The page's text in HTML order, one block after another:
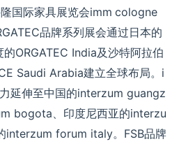
国际家具展览会imm cologne
品牌系列展会通过日本的
的ORGATEC India及沙特阿拉伯
Saudi Arabia建立全球布局。 i
延伸至中国的interzum guangz
bogota、印度尼西亚的interzu
interzum forum italy。 FSB品牌